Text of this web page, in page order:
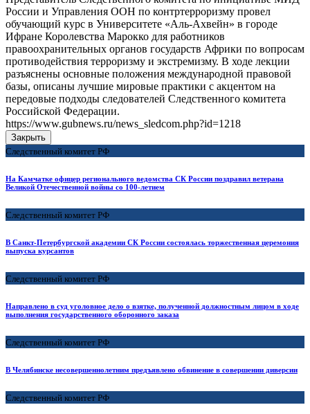
России и Управления ООН по контртерроризму провел
обучающий курс в Университете «Аль-Ахвейн» в городе
Ифране Королевства Марокко для работников
правоохранительных органов государств Африки по вопросам
противодействия терроризму и экстремизму. В ходе лекции
разъяснены основные положения международной правовой
базы, описаны лучшие мировые практики с акцентом на
передовые подходы следователей Следственного комитета
Российской Федерации.
https://www.gubnews.ru/news_sledcom.php?id=1218
Закрыть
Следственный комитет РФ
На Камчатке офицер регионального ведомства СК России поздравил ветерана
Великой Отечественной войны со 100-летием
Следственный комитет РФ
В Санкт-Петербургской академии СК России состоялась торжественная церемония
выпуска курсантов
Следственный комитет РФ
Направлено в суд уголовное дело о взятке, полученной должностным лицом в ходе
выполнения государственного оборонного заказа
Следственный комитет РФ
В Челябинске несовершеннолетним предъявлено обвинение в совершении диверсии
Следственный комитет РФ